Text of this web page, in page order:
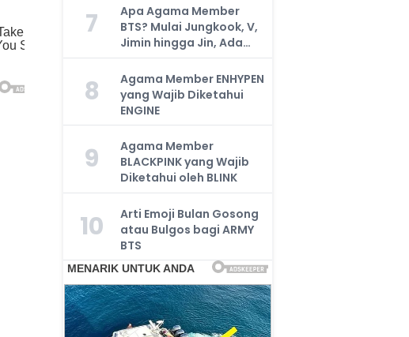
7
Apa Agama Member
BTS? Mulai Jungkook, V,
Jimin hingga Jin, Ada
yang Atheis
8
Agama Member ENHYPEN
yang Wajib Diketahui
ENGINE
9
Agama Member
BLACKPINK yang Wajib
Diketahui oleh BLINK
10
Arti Emoji Bulan Gosong
atau Bulgos bagi ARMY
BTS